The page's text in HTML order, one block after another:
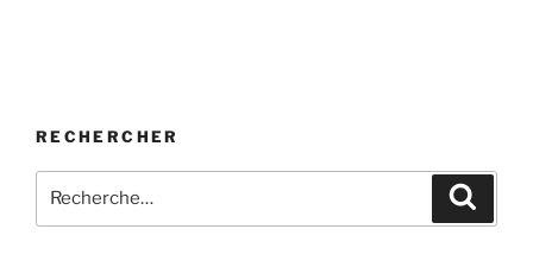
RECHERCHER
pour